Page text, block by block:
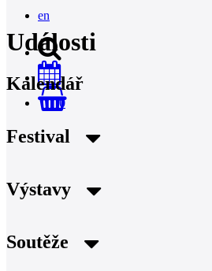
en
0
Události
Kalendář
Festival
Výstavy
Soutěže